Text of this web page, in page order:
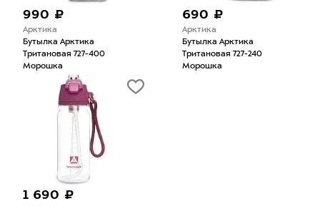
990 ₽
Арктика
Бутылка Арктика
Тритановая 727-400
Морошка
690 ₽
Арктика
Бутылка Арктика
Тритановая 727-240
Морошка
1 690 ₽